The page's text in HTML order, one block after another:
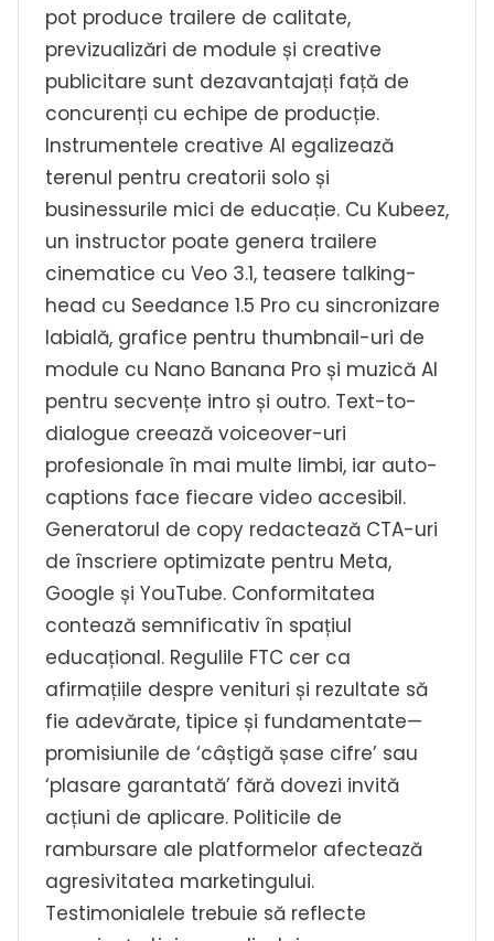
pot produce trailere de calitate,
previzualizări de module și creative
publicitare sunt dezavantajați față de
concurenți cu echipe de producție.
Instrumentele creative AI egalizează
terenul pentru creatorii solo și
businessurile mici de educație. Cu Kubeez,
un instructor poate genera trailere
cinematice cu Veo 3.1, teasere talking-
head cu Seedance 1.5 Pro cu sincronizare
labială, grafice pentru thumbnail-uri de
module cu Nano Banana Pro și muzică AI
pentru secvențe intro și outro. Text-to-
dialogue creează voiceover-uri
profesionale în mai multe limbi, iar auto-
captions face fiecare video accesibil.
Generatorul de copy redactează CTA-uri
de înscriere optimizate pentru Meta,
Google și YouTube. Conformitatea
contează semnificativ în spațiul
educațional. Regulile FTC cer ca
afirmațiile despre venituri și rezultate să
fie adevărate, tipice și fundamentate—
promisiunile de ‘câștigă șase cifre’ sau
‘plasare garantată’ fără dovezi invită
acțiuni de aplicare. Politicile de
rambursare ale platformelor afectează
agresivitatea marketingului.
Testimonialele trebuie să reflecte